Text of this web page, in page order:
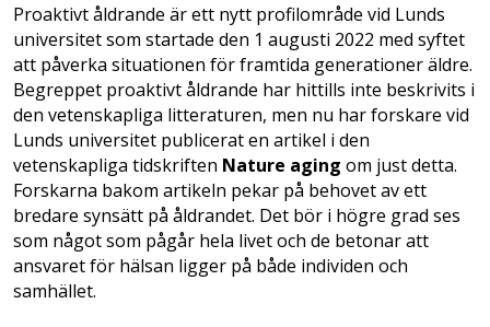
Proaktivt åldrande är ett nytt profilområde vid Lunds
universitet som startade den 1 augusti 2022 med syftet
att påverka situationen för framtida generationer äldre.
Begreppet proaktivt åldrande har hittills inte beskrivits i
den vetenskapliga litteraturen, men nu har forskare vid
Lunds universitet publicerat en artikel i den
vetenskapliga tidskriften Nature aging om just detta.
Forskarna bakom artikeln pekar på behovet av ett
bredare synsätt på åldrandet. Det bör i högre grad ses
som något som pågår hela livet och de betonar att
ansvaret för hälsan ligger på både individen och
samhället.